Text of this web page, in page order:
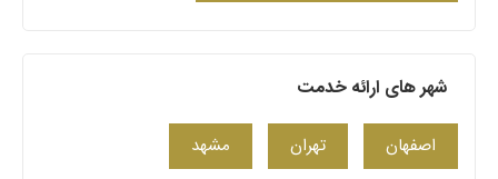
شهر های ارائه خدمت
اصفهان تهران مشهد